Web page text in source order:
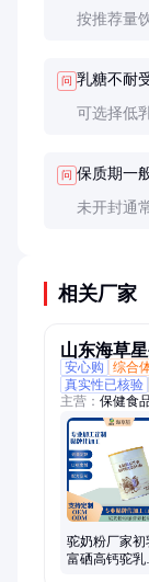
按推荐量
问 乳糖不耐
可选择低
问 保质期一
未开封通
相关厂家
山东海草
安心购
综合
真实性已核验
主营： 保健食
动员特膳产品
片糖果、胶囊
品、辅酶Q10
膳食、药食同
麦角硫因代加
驼奶粉厂家初
富硒高钙驼乳